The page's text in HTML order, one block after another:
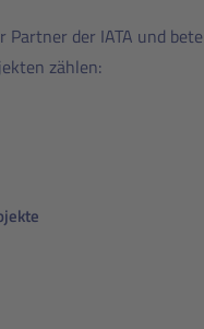
der IATA und
zählen: